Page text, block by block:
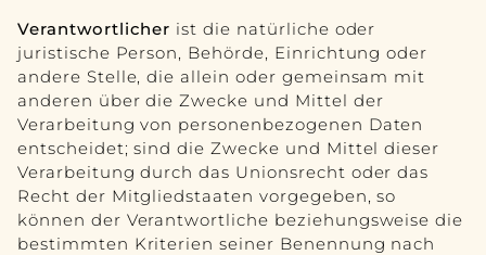
Verantwortlicher ist die natürliche oder
juristische Person, Behörde, Einrichtung oder
andere Stelle, die allein oder gemeinsam mit
anderen über die Zwecke und Mittel der
Verarbeitung von personenbezogenen Daten
entscheidet; sind die Zwecke und Mittel dieser
Verarbeitung durch das Unionsrecht oder das
Recht der Mitgliedstaaten vorgegeben, so
können der Verantwortliche beziehungsweise die
bestimmten Kriterien seiner Benennung nach